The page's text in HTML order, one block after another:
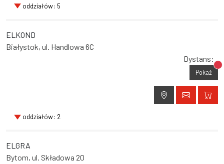
oddziałów: 5
ELKOND
Białystok, ul. Handlowa 6C
Dystans:
Pokaż
oddziałów: 2
ELGRA
Bytom, ul. Składowa 20